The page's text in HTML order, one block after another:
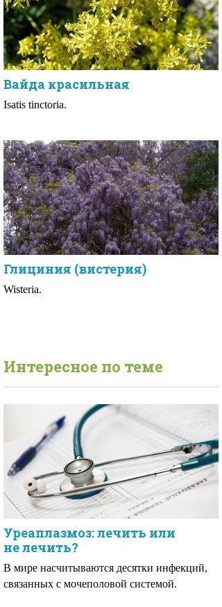
Вайда красильная
Isatis tinctoria.
Глициния (вистерия)
Wisteria.
Интересное по теме
Уреаплазмоз: лечить или
не лечить?
В мире насчитываются десятки инфекций,
связанных с мочеполовой системой.